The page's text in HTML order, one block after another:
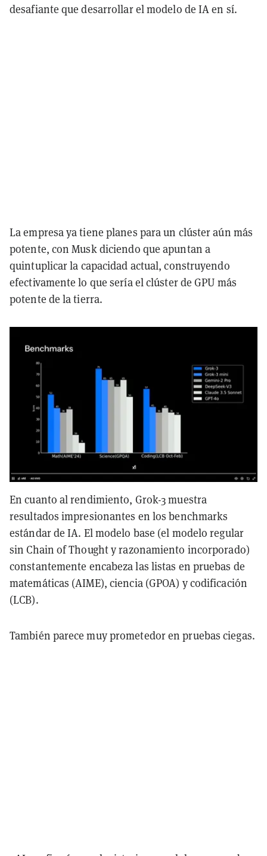
desafiante que desarrollar el modelo de IA en sí.
La empresa ya tiene planes para un clúster aún más
potente, con Musk diciendo que apuntan a
quintuplicar la capacidad actual, construyendo
efectivamente lo que sería el clúster de GPU más
potente de la tierra.
En cuanto al rendimiento, Grok-3 muestra
resultados impresionantes en los benchmarks
estándar de IA. El modelo base (el modelo regular
sin Chain of Thought y razonamiento incorporado)
constantemente encabeza las listas en pruebas de
matemáticas (AIME), ciencia (GPOA) y codificación
(LCB).
También parece muy prometedor en pruebas ciegas.